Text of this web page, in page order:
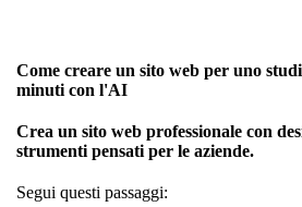
Come creare un sito web per uno
minuti con l'AI
Crea un sito web professionale con
strumenti pensati per le aziende.
Segui questi passaggi: